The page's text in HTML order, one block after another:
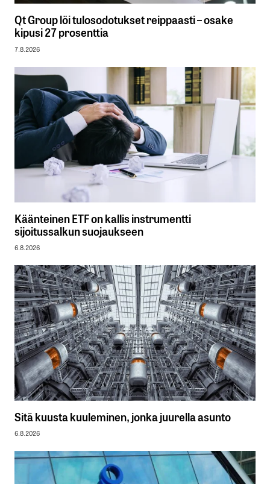
Qt Group löi tulosodotukset reippaasti – osake
kipusi 27 prosenttia
7.8.2026
Käänteinen ETF on kallis instrumentti
sijoitussalkun suojaukseen
6.8.2026
Sitä kuusta kuuleminen, jonka juurella asunto
6.8.2026